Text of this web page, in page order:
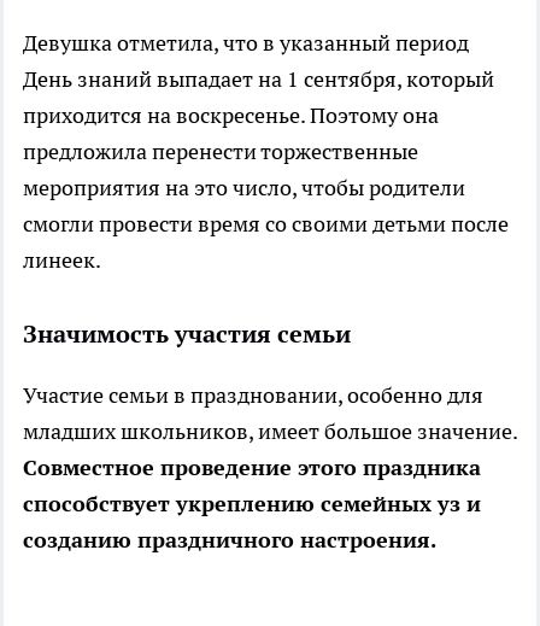
Девушка отметила, что в указанный период
День знаний выпадает на 1 сентября, который
приходится на воскресенье. Поэтому она
предложила перенести торжественные
мероприятия на это число, чтобы родители
смогли провести время со своими детьми после
линеек.
Значимость участия семьи
Участие семьи в праздновании, особенно для
младших школьников, имеет большое значение.
Совместное проведение этого праздника
способствует укреплению семейных уз и
созданию праздничного настроения.